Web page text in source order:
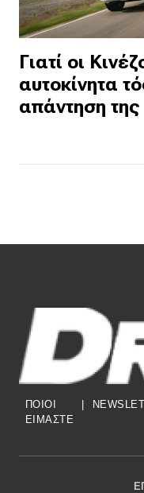
Γιατί οι
αυτοκίνητα
απάντηση της
ΠΟΙΟΙ
ΕΙΜΑΣΤΕ